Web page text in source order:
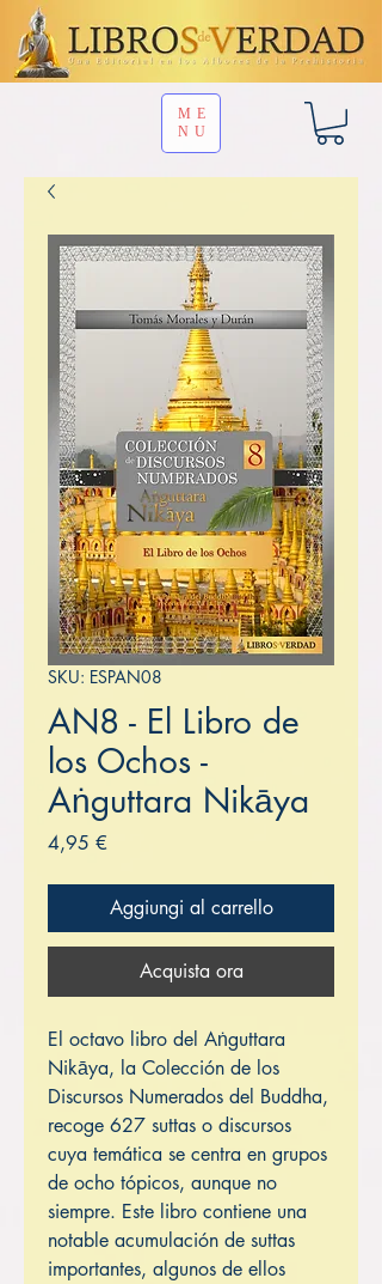
ME
NU
SKU: ESPAN08
AN8 - El Libro de
los Ochos -
Aṅguttara Nikāya
4,95 €
Aggiungi al carrello
Acquista ora
El octavo libro del Aṅguttara
Nikāya, la Colección de los
Discursos Numerados del Buddha,
recoge 627 suttas o discursos
cuya temática se centra en grupos
de ocho tópicos, aunque no
siempre. Este libro contiene una
notable acumulación de suttas
importantes, algunos de ellos